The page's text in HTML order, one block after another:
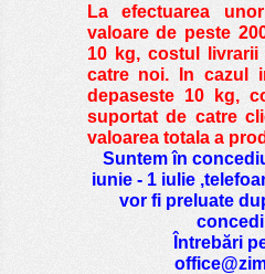
La efectuarea
valoare de peste
10 kg, costul livrarii
catre noi. In cazul
depaseste 10 kg,
suportat de catre
valoarea totala a
Suntem în
iunie - 1 iulie
vor fi preluate
Întrebări